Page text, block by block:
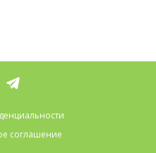
соглашение